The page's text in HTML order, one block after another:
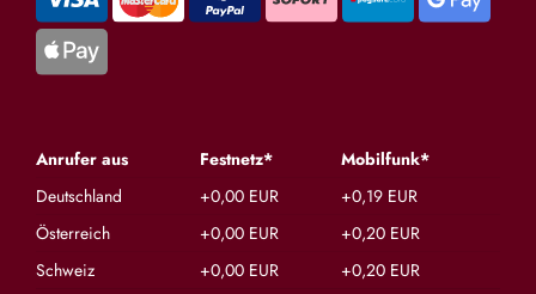
Anrufer aus Festnetz*
Mobilfunk*
Deutschland
+0,00 EUR
+0,19 EUR
Österreich
+0,00 EUR
+0,20 EUR
Schweiz
+0,00 EUR
+0,20 EUR